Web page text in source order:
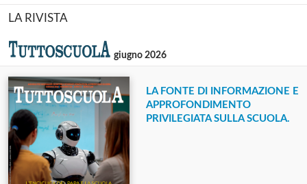
LA RIVISTA
giugno 2026
LA FONTE DI INFORMAZIONE E
APPROFONDIMENTO
PRIVILEGIATA SULLA SCUOLA.